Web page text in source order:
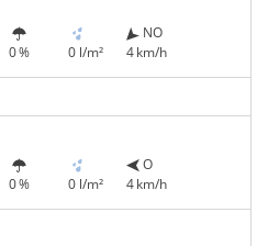
0 % 0 l/m²
NO
4 km/h
0 % 0 l/m²
O
4 km/h